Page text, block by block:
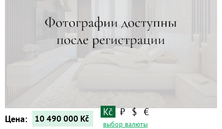
Цена: 10 490 000 Kč
Kč ₽ $ €
выбор валюты